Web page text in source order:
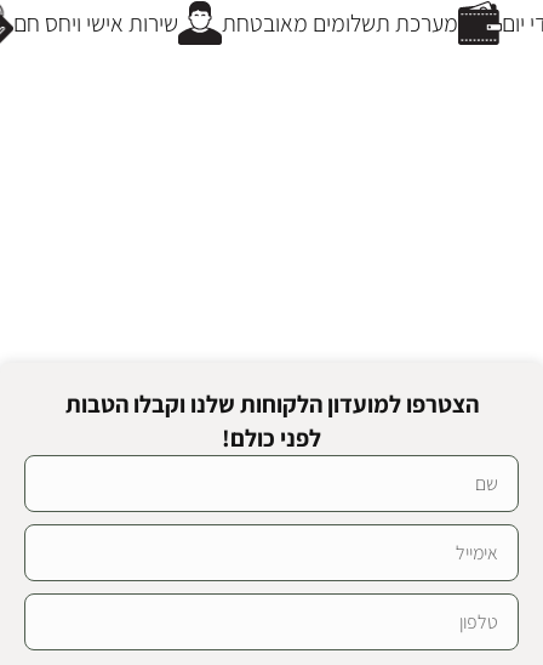
שירות אישי ויחס חם מערכת תשלומים מאובטחת
הצטרפו למועדון הלקוחות שלנו וקבלו הטבות
לפני כולם!